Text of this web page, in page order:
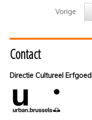
Vorige
Contact
Directie Cultureel Erfgoed